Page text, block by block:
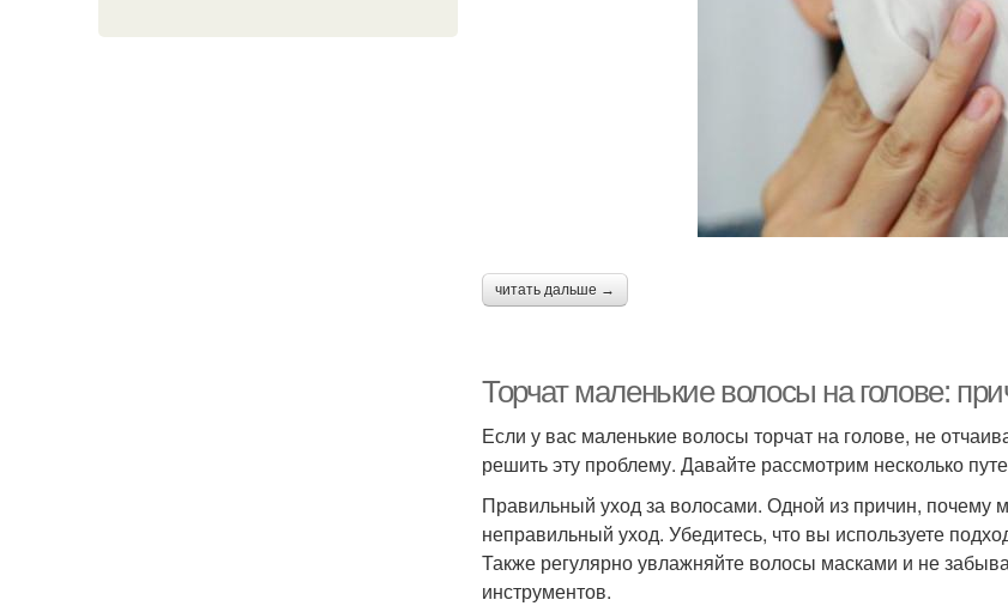
читать дальше →
Торчат маленькие волосы на голове:
Если у вас маленькие волосы торчат на голове, не
решить эту проблему. Давайте рассмотрим несколько
Правильный уход за волосами. Одной из причин, почему
неправильный уход. Убедитесь, что вы используете
Также регулярно увлажняйте волосы масками и не
инструментов.